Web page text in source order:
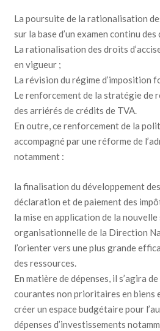
La poursuite de la rationalisation
sur la base d’un examen continu
La rationalisation des droits
en vigueur ;
La révision du régime d’imposition
Le renforcement de la stratégie de
des arriérés de crédits de TVA.
En outre, ce renforcement de la
accompagné par une réforme de
notamment :
la finalisation du développement
déclaration et de paiement des
la mise en application de la
organisationnelle de la Direction
l’orienter vers une plus grande
des ressources.
En matière de dépenses, il s’agira
courantes non prioritaires en biens
créer un espace budgétaire pour
dépenses d’investissements